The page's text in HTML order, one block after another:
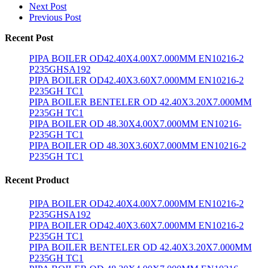
Next Post
Previous Post
Recent Post
PIPA BOILER OD42.40X4.00X7.000MM EN10216-2
P235GHSA192
PIPA BOILER OD42.40X3.60X7.000MM EN10216-2
P235GH TC1
PIPA BOILER BENTELER OD 42.40X3.20X7.000MM
P235GH TC1
PIPA BOILER OD 48.30X4.00X7.000MM EN10216-
P235GH TC1
PIPA BOILER OD 48.30X3.60X7.000MM EN10216-2
P235GH TC1
Recent Product
PIPA BOILER OD42.40X4.00X7.000MM EN10216-2
P235GHSA192
PIPA BOILER OD42.40X3.60X7.000MM EN10216-2
P235GH TC1
PIPA BOILER BENTELER OD 42.40X3.20X7.000MM
P235GH TC1